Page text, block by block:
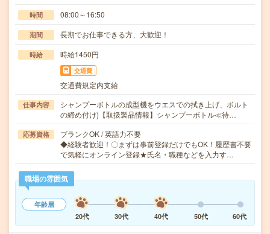
時間 08:00～16:50
期間 長期でお仕事できる方、大歓迎！
時給 時給1450円
交通費
交通費規定内支給
仕事内容
シャンプーボトルの成型機をウエスでの拭き上げ、ボルト
の締め付け)【取扱製品情報】シャンプーボトル≪待…
応募資格
ブランクOK / 英語力不要
◆経験者歓迎！〇まずは事前登録だけでもOK！履歴書不要
で気軽にオンライン登録★氏名・職種などを入力す…
職場の雰囲気
年齢層
20代
30代 40代 50代 60代